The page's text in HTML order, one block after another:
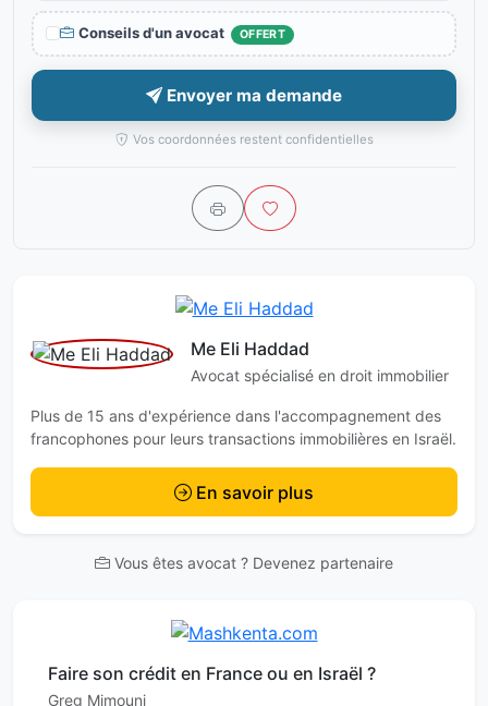
Conseils d'un avocat OFFERT
Envoyer ma demande
Vos coordonnées restent confidentielles
Me Eli Haddad
Avocat spécialisé en droit immobilier
Plus de 15 ans d'expérience dans l'accompagnement des
francophones pour leurs transactions immobilières en Israël.
En savoir plus
Vous êtes avocat ? Devenez partenaire
Faire son crédit en France ou en Israël ?
Greg Mimouni